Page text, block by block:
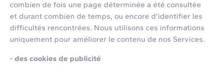
combien de fois une page déterminée a été consultée
et durant combien de temps, ou encore d’identifier les
difficultés rencontrées. Nous utilisons ces informations
uniquement pour améliorer le contenu de nos Services.
- des cookies de publicité